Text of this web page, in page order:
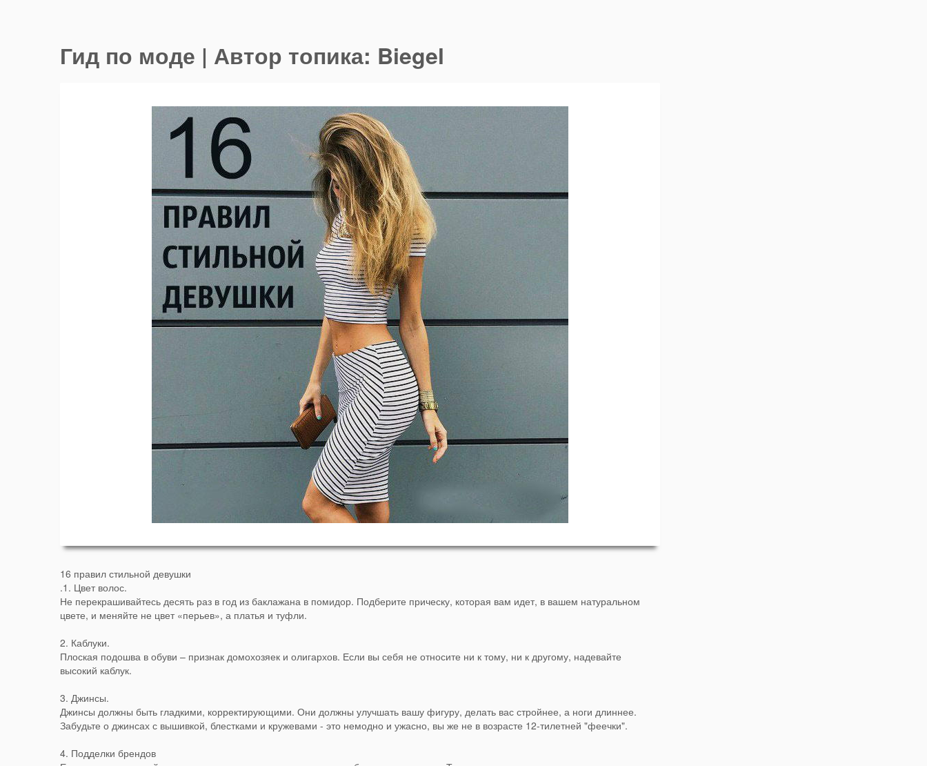
Гид по моде | Автор топика: Biegel
16 правил стильной девушки
.1. Цвет волос.
Не перекрашивайтесь десять раз в год из баклажана в помидор. Подберите прическу, которая вам идет, в вашем натуральном
цвете, и меняйте не цвет «перьев», а платья и туфли.
2. Каблуки.
Плоская подошва в обуви – признак домохозяек и олигархов. Если вы себя не относите ни к тому, ни к другому, надевайте
высокий каблук.
3. Джинсы.
Джинсы должны быть гладкими, корректирующими. Они должны улучшать вашу фигуру, делать вас стройнее, а ноги длиннее.
Забудьте о джинсах с вышивкой, блестками и кружевами - это немодно и ужасно, вы же не в возрасте 12-тилетней "феечки".
4. Подделки брендов